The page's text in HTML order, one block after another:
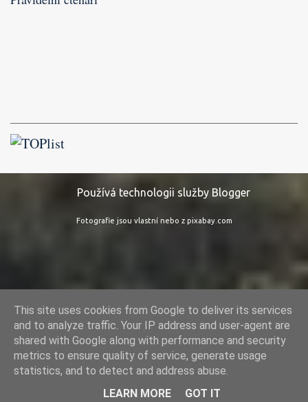
Používá technologii služby Blogger
Fotografie jsou vlastní nebo z pixabay.com
This site uses cookies from Google to deliver its services
and to analyze traffic. Your IP address and user-agent are
shared with Google along with performance and security
metrics to ensure quality of service, generate usage
statistics, and to detect and address abuse.
LEARN MORE
GOT IT